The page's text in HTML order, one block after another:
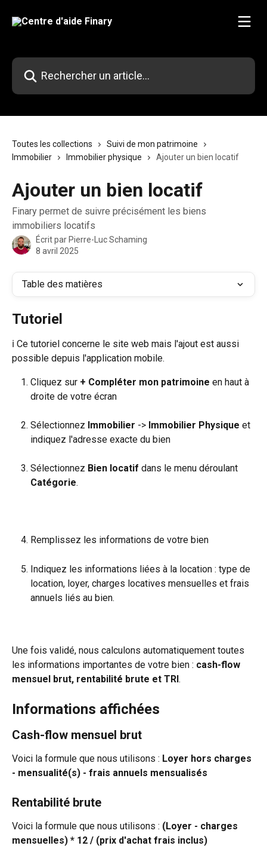
Rechercher un article...
Toutes les collections
Suivi de mon patrimoine
Immobilier
Immobilier physique Ajouter un bien locatif
Ajouter un bien locatif
Finary permet de suivre précisément les biens
immobiliers locatifs
Écrit par Pierre-Luc Schaming
8 avril 2025
Table des matières
Tutoriel
ℹ️ Ce tutoriel concerne le site web mais l'ajout est aussi
possible depuis l'application mobile.
Cliquez sur + Compléter mon patrimoine en haut à
droite de votre écran
Sélectionnez Immobilier -> Immobilier Physique et
indiquez l'adresse exacte du bien
Sélectionnez Bien locatif dans le menu déroulant
Catégorie.​
Remplissez les informations de votre bien
Indiquez les informations liées à la location : type de
location, loyer, charges locatives mensuelles et frais
annuels liés au bien.
Une fois validé, nous calculons automatiquement toutes
les informations importantes de votre bien : cash-flow
mensuel brut, rentabilité brute et TRI .
Informations affichées
Cash-flow mensuel brut
Voici la formule que nous utilisons : Loyer hors charges
- mensualité(s) - frais annuels mensualisés
Rentabilité brute
Voici la formule que nous utilisons : (Loyer - charges
mensuelles) * 12 / (prix d'achat frais inclus)